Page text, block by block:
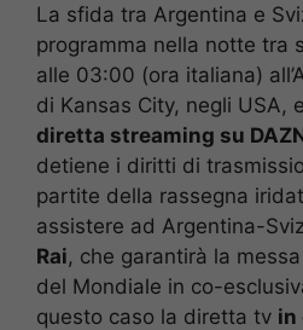
La sfida tra Argentina e
programma nella notte tra
alle 03:00 (ora italiana)
di Kansas City, negli USA,
diretta streaming su
detiene i diritti di
partite della rassegna
assistere ad Argentina-
Rai, che garantirà la
del Mondiale in co-
questo caso la diretta tv in